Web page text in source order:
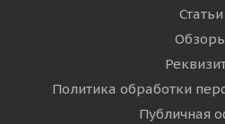
Статьи
Политика обработки
Публичная